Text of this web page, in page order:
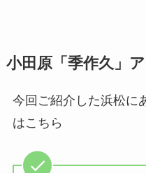
小田原「季作久」
今回ご紹介した浜松に
はこちら